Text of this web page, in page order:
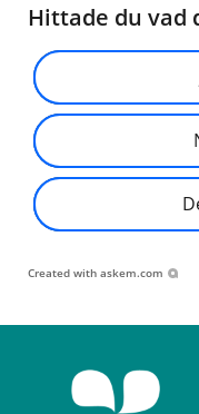
Hittade du vad
Created with askem.com